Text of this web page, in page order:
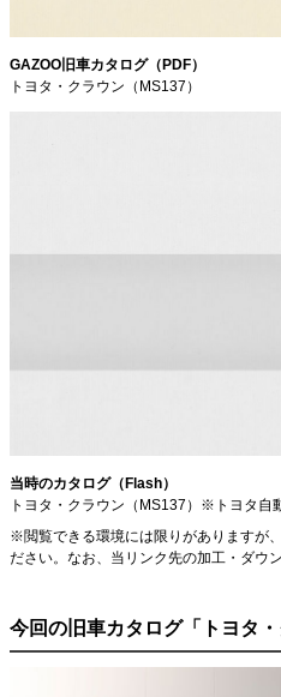
GAZOO旧車カタログ（PDF）
トヨタ・クラウン（MS137）
当時のカタログ（Flash）
トヨタ・クラウン（MS137）※トヨタ自
※閲覧できる環境には限りがありますが
ださい。なお、当リンク先の加工・ダウ
今回の旧車カタログ「トヨタ